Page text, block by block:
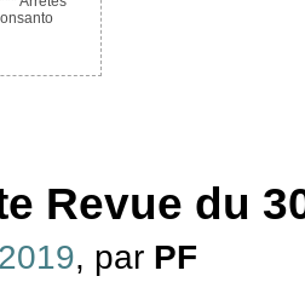
Revue du
, par PF